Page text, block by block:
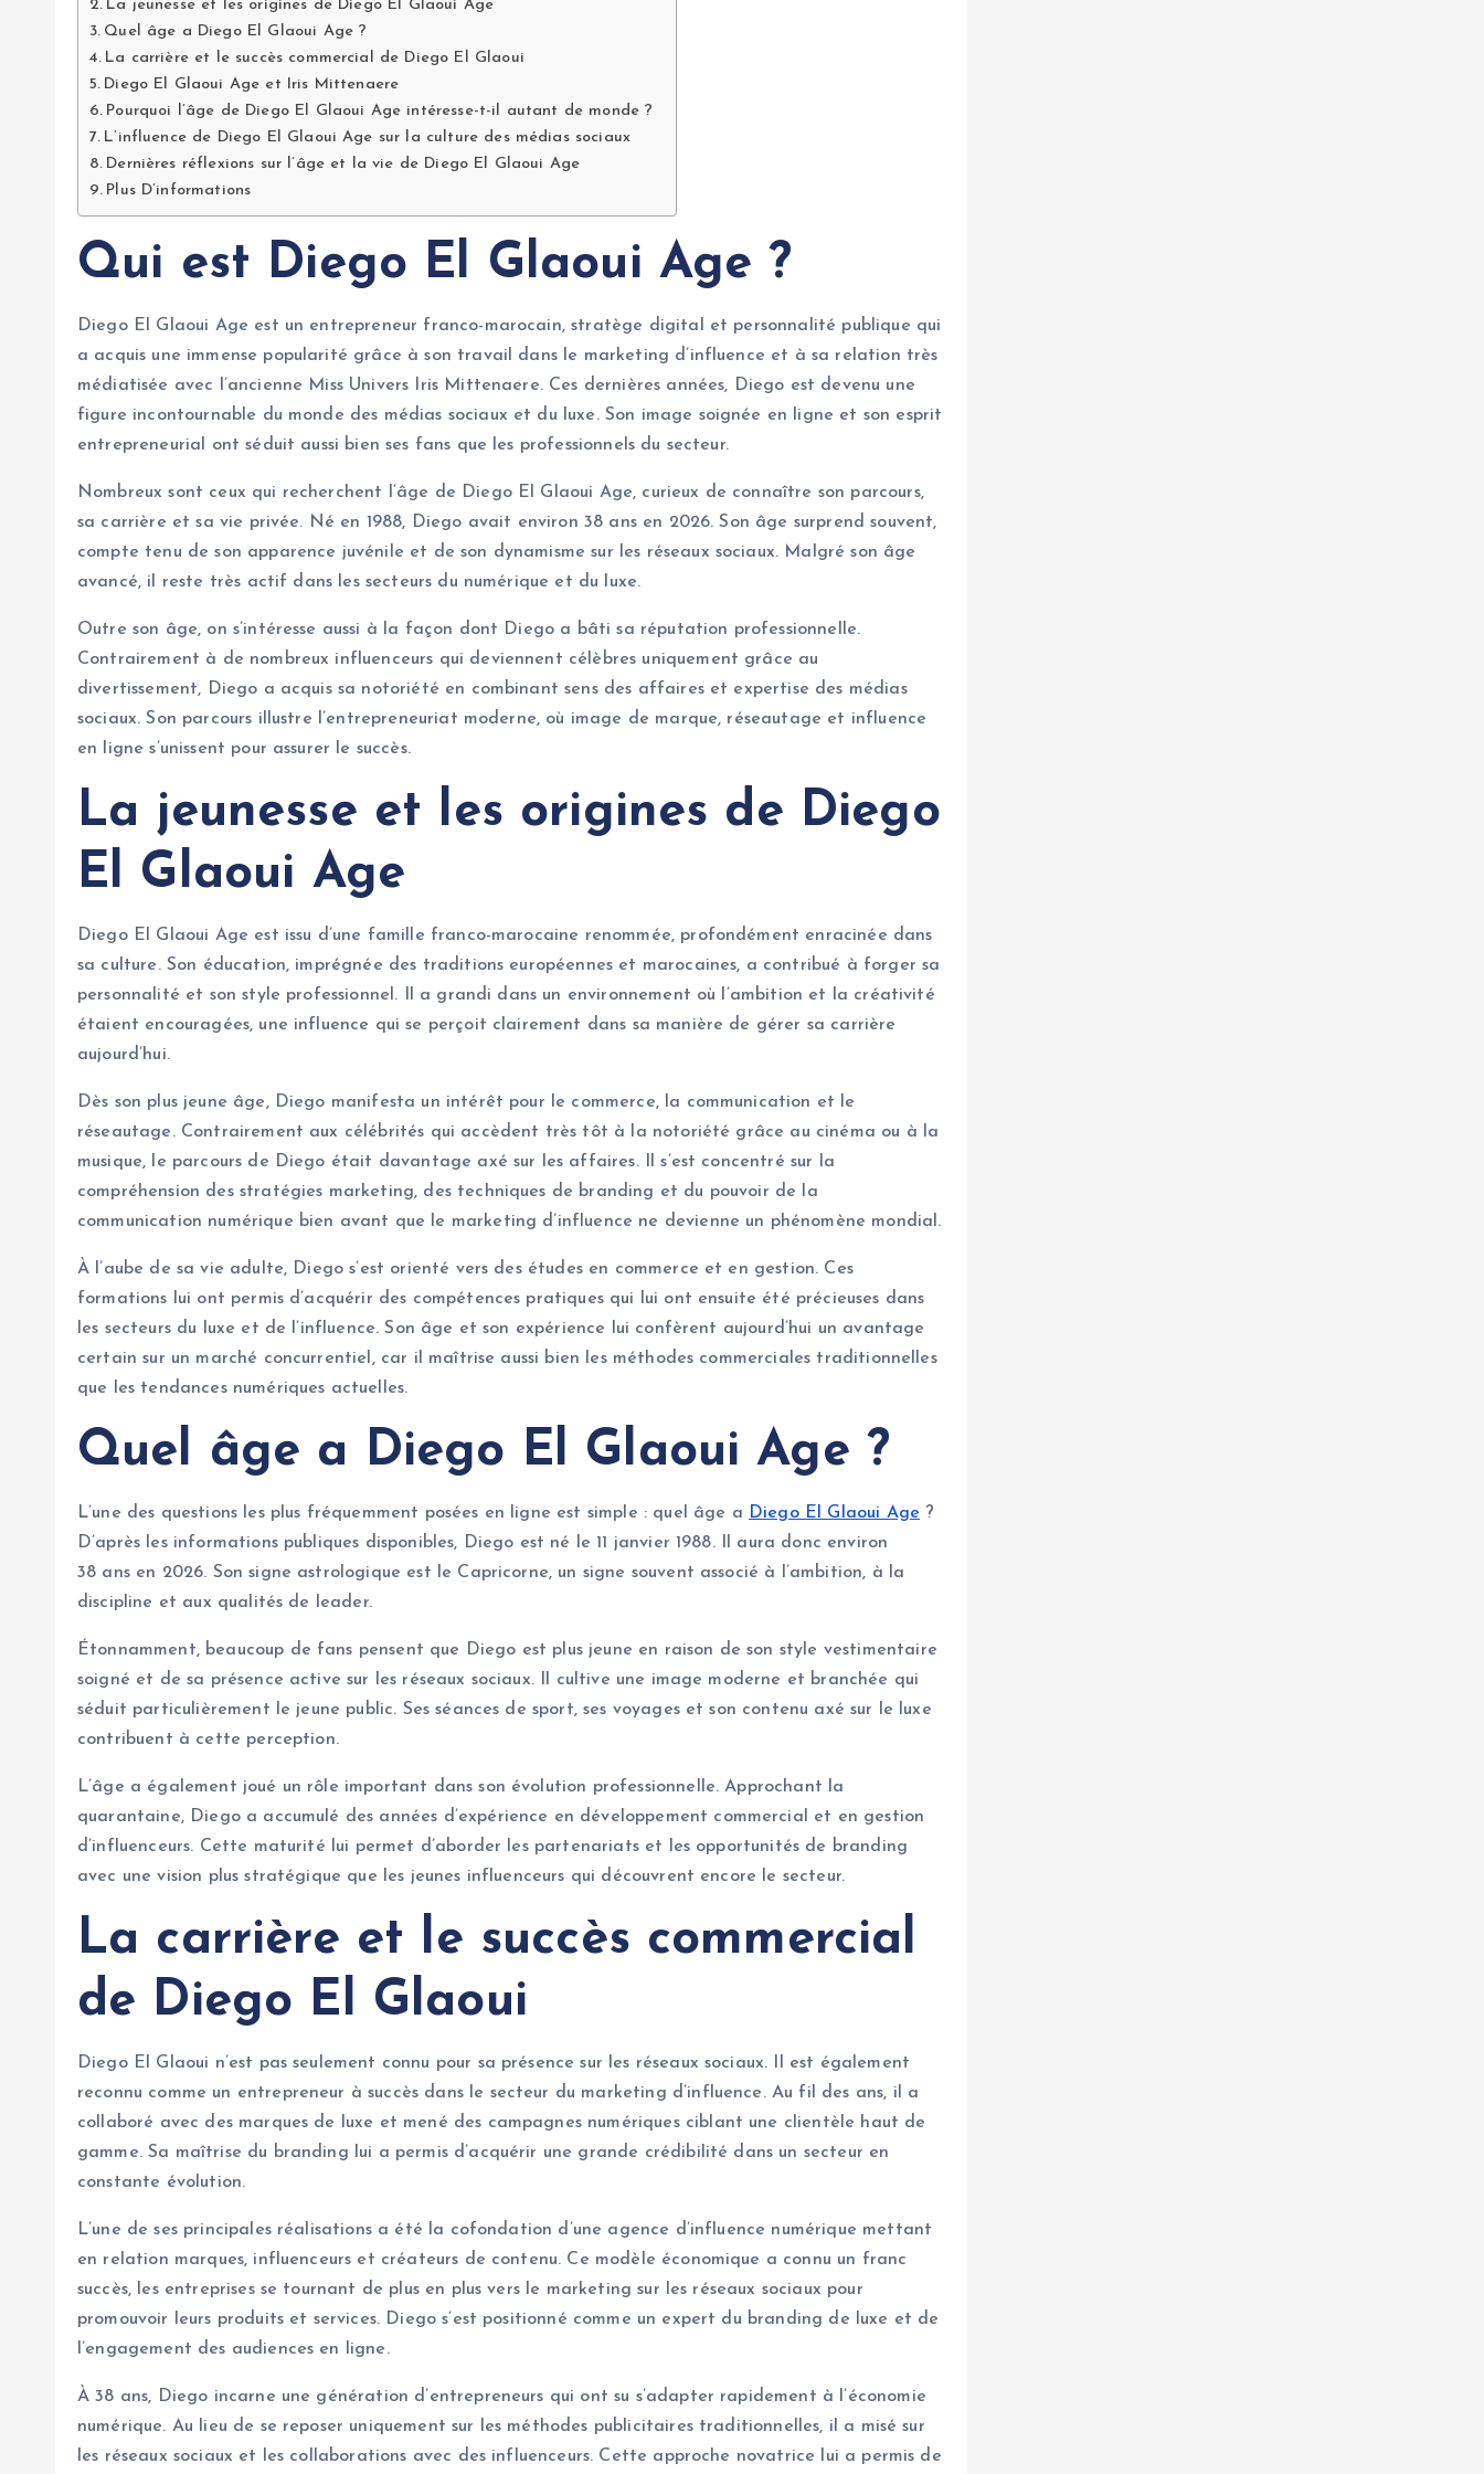
La jeunesse et les origines de Diego El Glaoui Age
Quel âge a Diego El Glaoui Age ?
La carrière et le succès commercial de Diego El Glaoui
Diego El Glaoui Age et Iris Mittenaere
Pourquoi l’âge de Diego El Glaoui Age intéresse-t-il autant de monde ?
L’influence de Diego El Glaoui Age sur la culture des médias sociaux
Dernières réflexions sur l’âge et la vie de Diego El Glaoui Age
Plus D’informations
Qui est Diego El Glaoui Age ?
Diego El Glaoui Age est un entrepreneur franco-marocain, stratège digital et personnalité publique qui
a acquis une immense popularité grâce à son travail dans le marketing d’influence et à sa relation très
médiatisée avec l’ancienne Miss Univers Iris Mittenaere. Ces dernières années, Diego est devenu une
figure incontournable du monde des médias sociaux et du luxe. Son image soignée en ligne et son esprit
entrepreneurial ont séduit aussi bien ses fans que les professionnels du secteur.
Nombreux sont ceux qui recherchent l’âge de Diego El Glaoui Age, curieux de connaître son parcours,
sa carrière et sa vie privée. Né en 1988, Diego avait environ 38 ans en 2026. Son âge surprend souvent,
compte tenu de son apparence juvénile et de son dynamisme sur les réseaux sociaux. Malgré son âge
avancé, il reste très actif dans les secteurs du numérique et du luxe.
Outre son âge, on s’intéresse aussi à la façon dont Diego a bâti sa réputation professionnelle.
Contrairement à de nombreux influenceurs qui deviennent célèbres uniquement grâce au
divertissement, Diego a acquis sa notoriété en combinant sens des affaires et expertise des médias
sociaux. Son parcours illustre l’entrepreneuriat moderne, où image de marque, réseautage et influence
en ligne s’unissent pour assurer le succès.
La jeunesse et les origines de Diego
El Glaoui Age
Diego El Glaoui Age est issu d’une famille franco-marocaine renommée, profondément enracinée dans
sa culture. Son éducation, imprégnée des traditions européennes et marocaines, a contribué à forger sa
personnalité et son style professionnel. Il a grandi dans un environnement où l’ambition et la créativité
étaient encouragées, une influence qui se perçoit clairement dans sa manière de gérer sa carrière
aujourd’hui.
Dès son plus jeune âge, Diego manifesta un intérêt pour le commerce, la communication et le
réseautage. Contrairement aux célébrités qui accèdent très tôt à la notoriété grâce au cinéma ou à la
musique, le parcours de Diego était davantage axé sur les affaires. Il s’est concentré sur la
compréhension des stratégies marketing, des techniques de branding et du pouvoir de la
communication numérique bien avant que le marketing d’influence ne devienne un phénomène mondial.
À l’aube de sa vie adulte, Diego s’est orienté vers des études en commerce et en gestion. Ces
formations lui ont permis d’acquérir des compétences pratiques qui lui ont ensuite été précieuses dans
les secteurs du luxe et de l’influence. Son âge et son expérience lui confèrent aujourd’hui un avantage
certain sur un marché concurrentiel, car il maîtrise aussi bien les méthodes commerciales traditionnelles
que les tendances numériques actuelles.
Quel âge a Diego El Glaoui Age ?
L’une des questions les plus fréquemment posées en ligne est simple : quel âge a Diego El Glaoui Age ?
D’après les informations publiques disponibles, Diego est né le 11 janvier 1988. Il aura donc environ
38 ans en 2026. Son signe astrologique est le Capricorne, un signe souvent associé à l’ambition, à la
discipline et aux qualités de leader.
Étonnamment, beaucoup de fans pensent que Diego est plus jeune en raison de son style vestimentaire
soigné et de sa présence active sur les réseaux sociaux. Il cultive une image moderne et branchée qui
séduit particulièrement le jeune public. Ses séances de sport, ses voyages et son contenu axé sur le luxe
contribuent à cette perception.
L’âge a également joué un rôle important dans son évolution professionnelle. Approchant la
quarantaine, Diego a accumulé des années d’expérience en développement commercial et en gestion
d’influenceurs. Cette maturité lui permet d’aborder les partenariats et les opportunités de branding
avec une vision plus stratégique que les jeunes influenceurs qui découvrent encore le secteur.
La carrière et le succès commercial
de Diego El Glaoui
Diego El Glaoui n’est pas seulement connu pour sa présence sur les réseaux sociaux. Il est également
reconnu comme un entrepreneur à succès dans le secteur du marketing d’influence. Au fil des ans, il a
collaboré avec des marques de luxe et mené des campagnes numériques ciblant une clientèle haut de
gamme. Sa maîtrise du branding lui a permis d’acquérir une grande crédibilité dans un secteur en
constante évolution.
L’une de ses principales réalisations a été la cofondation d’une agence d’influence numérique mettant
en relation marques, influenceurs et créateurs de contenu. Ce modèle économique a connu un franc
succès, les entreprises se tournant de plus en plus vers le marketing sur les réseaux sociaux pour
promouvoir leurs produits et services. Diego s’est positionné comme un expert du branding de luxe et de
l’engagement des audiences en ligne.
À 38 ans, Diego incarne une génération d’entrepreneurs qui ont su s’adapter rapidement à l’économie
numérique. Au lieu de se reposer uniquement sur les méthodes publicitaires traditionnelles, il a misé sur
les réseaux sociaux et les collaborations avec des influenceurs. Cette approche novatrice lui a permis de